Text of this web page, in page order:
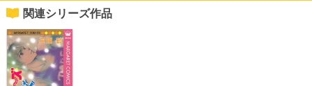
関連シリーズ作品